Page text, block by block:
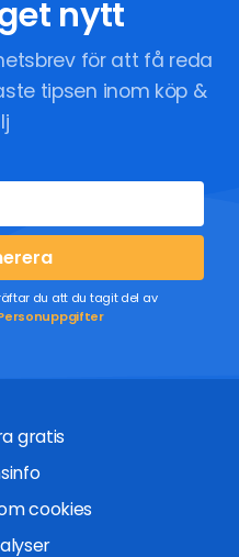
nytt
för att få reda
tipsen inom köp &
du att du tagit del av
gratis
cookies